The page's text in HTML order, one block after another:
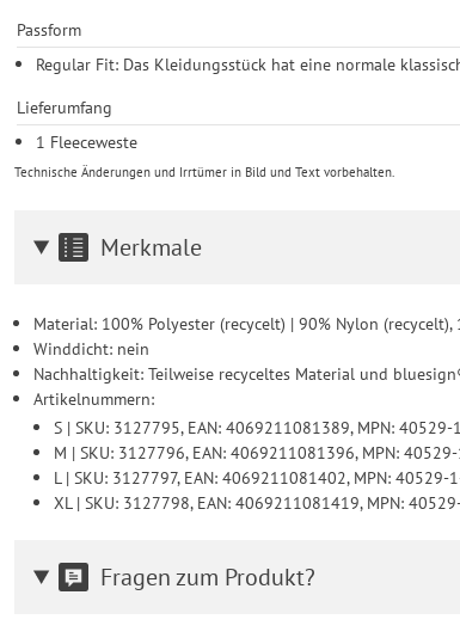
Passform
Regular Fit: Das Kleidungsstück hat eine normale
Lieferumfang
1 Fleeceweste
Technische Änderungen und Irrtümer in Bild und Text vorbehalten.
Merkmale
Material: 100% Polyester (recycelt) | 90% Nylon (recycelt),
Winddicht: nein
Nachhaltigkeit: Teilweise recyceltes Material und
Artikelnummern:
S | SKU: 3127795, EAN: 4069211081389, MPN: 40529-
M | SKU: 3127796, EAN: 4069211081396, MPN:
L | SKU: 3127797, EAN: 4069211081402, MPN: 40529-
XL | SKU: 3127798, EAN: 4069211081419, MPN:
Fragen zum Produkt?